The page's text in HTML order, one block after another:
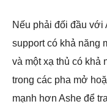
Nếu phải đối đầu
support có khả năng
và một xạ thủ có khả
trong các pha mở
mạnh hơn Ashe để